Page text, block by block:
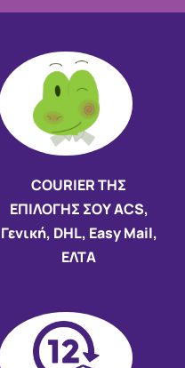
COURIER ΤΗΣ
ΕΠΙΛΟΓΗΣ ΣΟΥ ACS,
Γενική, DHL, Easy Mail,
ΕΛΤΑ